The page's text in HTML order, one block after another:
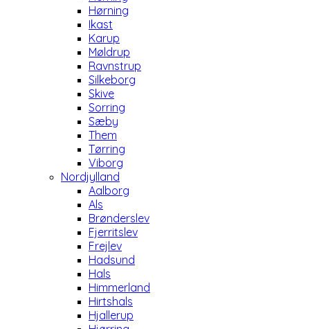
Hørning
Ikast
Karup
Møldrup
Ravnstrup
Silkeborg
Skive
Sorring
Sæby
Them
Tørring
Viborg
Nordjylland
Aalborg
Als
Brønderslev
Fjerritslev
Frejlev
Hadsund
Hals
Himmerland
Hirtshals
Hjallerup